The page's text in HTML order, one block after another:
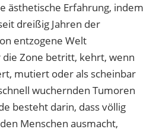
ästhetische Erfahrung, indem
dreißig Jahren der
entzogene Welt
Zone betritt, kehrt, wenn
mutiert oder als scheinbar
wuchernden Tumoren
besteht darin, dass völlig
Menschen ausmacht,